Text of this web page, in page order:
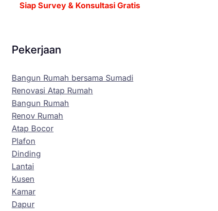
Siap Survey & Konsultasi Gratis
Pekerjaan
Bangun Rumah bersama Sumadi
Renovasi Atap Rumah
Bangun Rumah
Renov Rumah
Atap Bocor
Plafon
Dinding
Lantai
Kusen
Kamar
Dapur